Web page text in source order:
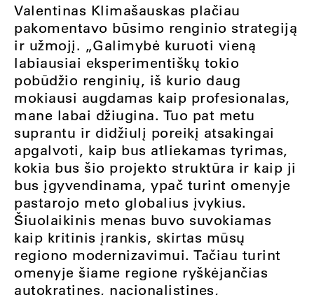
Valentinas Klimašauskas plačiau
pakomentavo būsimo renginio strategiją
ir užmojį. „Galimybė kuruoti vieną
labiausiai eksperimentiškų tokio
pobūdžio renginių, iš kurio daug
mokiausi augdamas kaip profesionalas,
mane labai džiugina. Tuo pat metu
suprantu ir didžiulį poreikį atsakingai
apgalvoti, kaip bus atliekamas tyrimas,
kokia bus šio projekto struktūra ir kaip ji
bus įgyvendinama, ypač turint omenyje
pastarojo meto globalius įvykius.
Šiuolaikinis menas buvo suvokiamas
kaip kritinis įrankis, skirtas mūsų
regiono modernizavimui. Tačiau turint
omenyje šiame regione ryškėjančias
autokratines, nacionalistines,